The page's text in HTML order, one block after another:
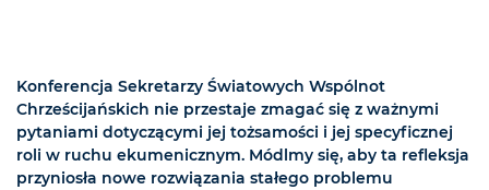
Konferencja Sekretarzy Światowych Wspólnot
Chrześcijańskich nie przestaje zmagać się z ważnymi
pytaniami dotyczącymi jej tożsamości i jej specyficznej
roli w ruchu ekumenicznym. Módlmy się, aby ta refleksja
przyniosła nowe rozwiązania stałego problemu